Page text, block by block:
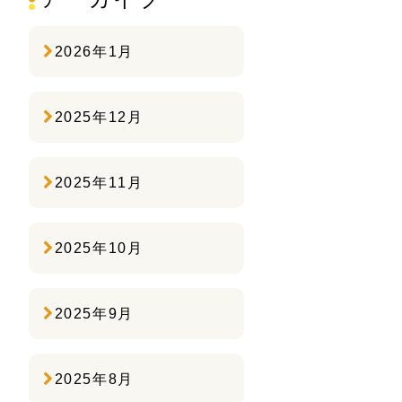
2026年1月
2025年12月
2025年11月
2025年10月
2025年9月
2025年8月